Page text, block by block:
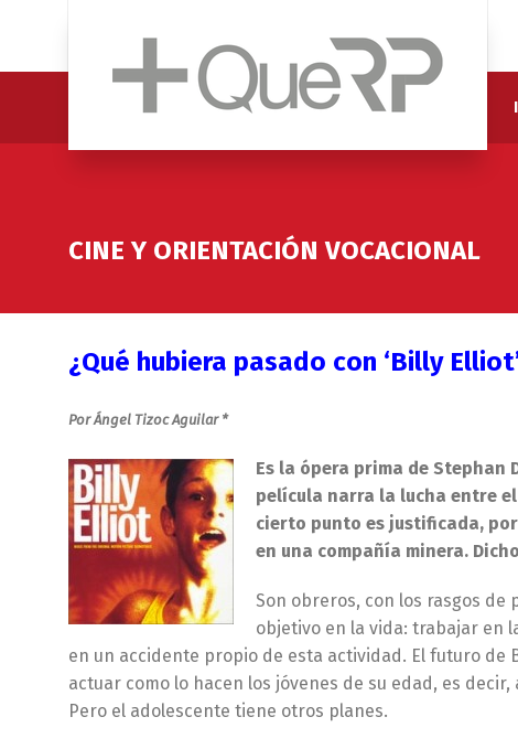
CINE Y ORIENTACIÓN VOCACIONAL
¿Qué hubiera pasado con ‘Billy
Por Ángel Tizoc Aguilar *
Es la ópera prima de
película narra la lucha entre
cierto punto es justificada,
en una compañía minera.
Son obreros, con los rasgos
objetivo en la vida: trabajar en
en un accidente propio de esta actividad. El futuro de
actuar como lo hacen los jóvenes de su edad, es
Pero el adolescente tiene otros planes.